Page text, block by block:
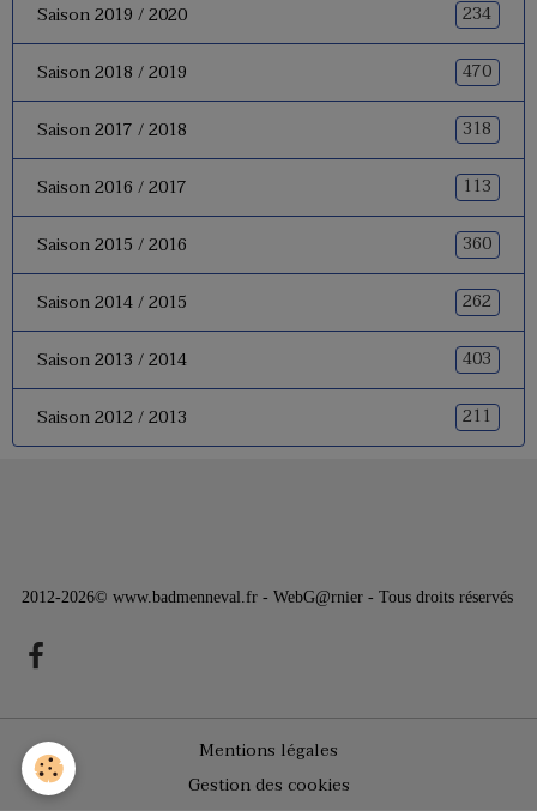
Saison 2019 / 2020 234
Saison 2018 / 2019 470
Saison 2017 / 2018 318
Saison 2016 / 2017 113
Saison 2015 / 2016 360
Saison 2014 / 2015 262
Saison 2013 / 2014 403
Saison 2012 / 2013 211
2012-2026© www.badmenneval.fr - WebG@rnier - Tous droits réservés
Mentions légales
Gestion des cookies